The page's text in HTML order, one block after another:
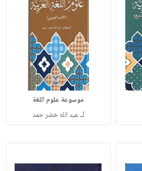
موسوعة علوم اللغة
لـعبد الله خضر حمد